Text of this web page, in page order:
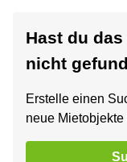
Hast du
nicht
Erstelle einen
neue